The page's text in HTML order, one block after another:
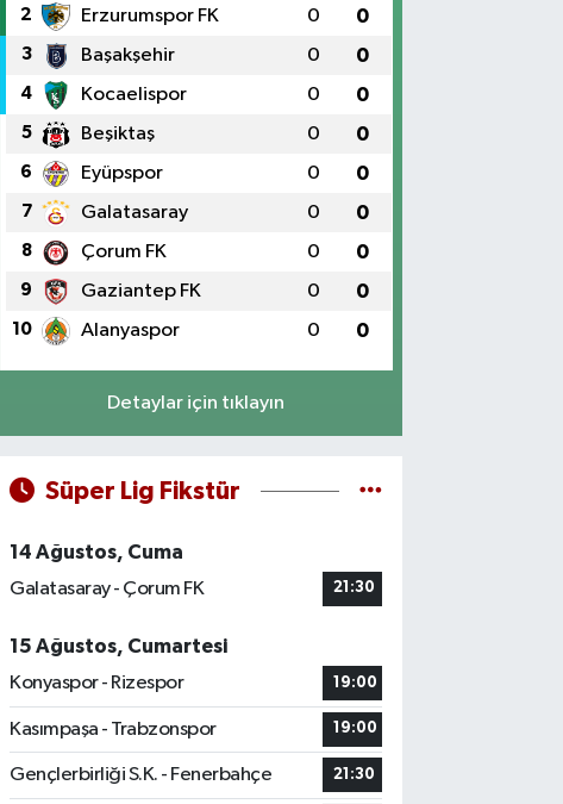
2 Erzurumspor FK 0 0
3 Başakşehir 0 0
4 Kocaelispor 0 0
5 Beşiktaş 0 0
6 Eyüpspor 0 0
7 Galatasaray 0 0
8 Çorum FK 0 0
9 Gaziantep FK 0 0
10 Alanyaspor 0 0
Detaylar için tıklayın
Süper Lig Fikstür
14 Ağustos, Cuma
Galatasaray - Çorum FK
21:30
15 Ağustos, Cumartesi
Konyaspor - Rizespor
19:00
Kasımpaşa - Trabzonspor 19:00
Gençlerbirliği S.K. - Fenerbahçe 21:30